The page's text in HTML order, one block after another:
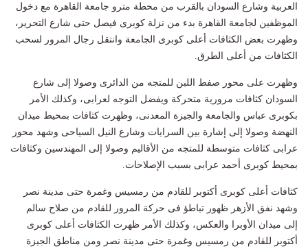
العربية وشارع السودان بالقرب من محطة مترو جامعة القاهرة مع دخول
الموظفين لجامعة القاهرة بدء من نزلة كوبرى فيصل حتى شارع التحرير،
وظهرت بعض الكثافات أعلى كوبرى الجامعة وانتقل رجال المرور لسحب
الكثافات من أعلى الطرق.
وظهرت على محور صفط اللبن للمتجه من الدائرى وصولا إلى شارع
السودان كثافات مرورية متحركة ويفضل التوجه لعرابى، وكذلك الأمر
بكوبرى عباس والجامعة والجيزة المعدنى، وظهرت كثافات بمحيط ميدان
النهضة وصولا إلى إشارة بين السرايات وشارع النيل السياحى وشهد محور
عرابى كثافات متوسطة للمتجه من الأقاليم وصولا إلى المهندسين وكثافات
بمحيط كوبرى أحمد عرابى بسبب الإصلاحات.
كثافات أعلى كوبرى أكتوبر للقادم من رمسيس وغمرة حتى مدينة نصر
وشهد نفق الأزهر ظهور تباطؤ فى حركة المرور للقادم من صلاح سالم
إلى ميدان الأوبرا والعكس، وكذلك الأمر ظهرت الكثافات أعلى كوبرى
أكتوبر للقادم من رمسيس وغمرة حتى مدينة نصر ومن مناطق الجيزة